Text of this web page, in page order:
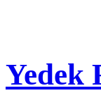
Yedek